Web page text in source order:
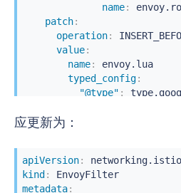
name:
patch:
operation:
value:
name:
envoy.lua
typed_config:
"@type" :
function
应更新为：
apiVersion:
kind :
EnvoyFilter
metadata: